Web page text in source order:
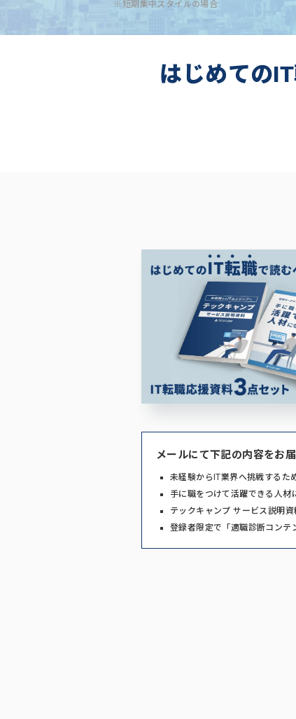
※短期集中スタイルの場合
はじめての
メールにて下記の内容をお
未経験からIT業界へ挑戦するた
手に職をつけて活躍できる人材
テックキャンプ サービス説明資
登録者限定で「適職診断コンテ